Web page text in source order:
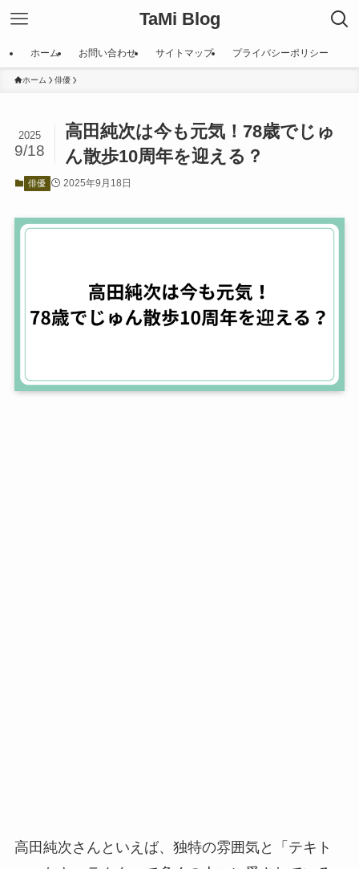
TaMi Blog
ホーム お問い合わせ サイトマップ プライバシーポリシー
ホーム 俳優
高田純次は今も元気！78歳でじゅ
ん散歩10周年を迎える？
2025
9/18
俳優 2025年9月18日
高田純次さんといえば、独特の雰囲気と「テキト